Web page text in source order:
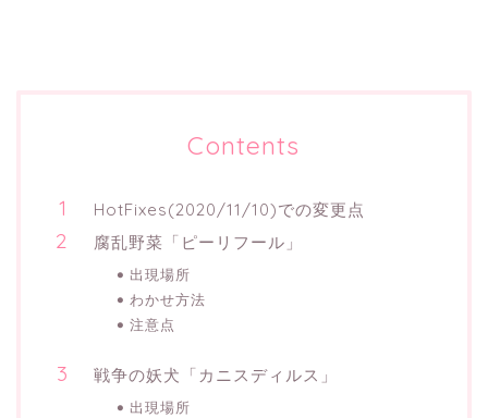
Contents
HotFixes(2020/11/10)での変更点
腐乱野菜「ピーリフール」
出現場所
わかせ方法
注意点
戦争の妖犬「カニスディルス」
出現場所